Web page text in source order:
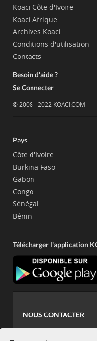
Koaci Côte d'Ivoire
Koaci Afrique
Archives Koaci
Conditions d'utilisation
Contacts
Besoin d'aide ?
Se Connecter
© 2008 - 2022 KOACI.COM
Pays
Côte d'Ivoire
Burkina Faso
Gabon
Congo
Sénégal
Bénin
Télécharger l'application
NOUS CONTACTER